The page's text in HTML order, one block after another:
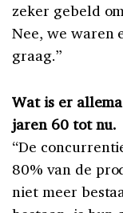
zeker gebeld
Nee, we waren
graag.”
Wat is er
jaren 60 tot nu.
“De
80% van de
niet meer